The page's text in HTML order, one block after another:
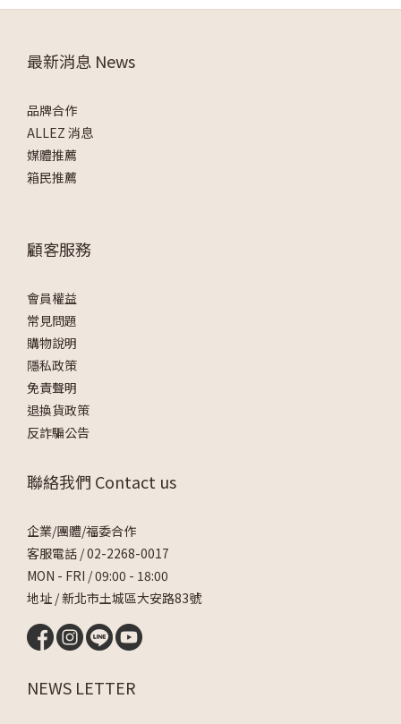
最新消息 News
品牌合作
ALLEZ 消息
媒體推薦
箱民推薦
顧客服務
會員權益
常見問題
購物說明
隱私政策
免責聲明
退換貨政策
反詐騙公告
聯絡我們 Contact us
企業/團體/福委合作
客服電話 /02-2268-0017
MON - FRI / 09:00 - 18:00
地址 / 新北市土城區大安路83號
NEWS LETTER